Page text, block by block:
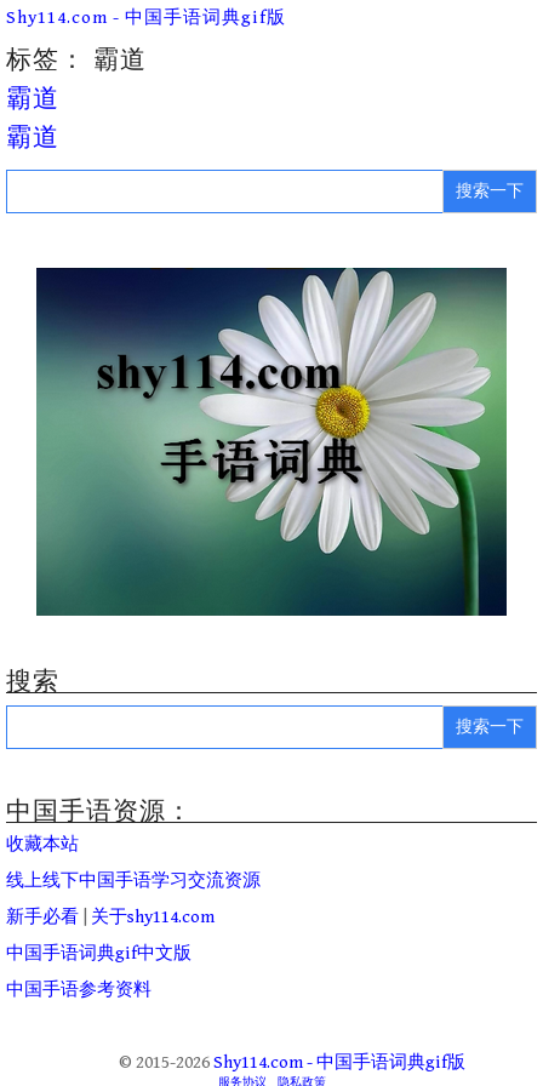
Skip
content
Shy114.com - 中国手语词典gif版
标签： 霸道
霸道
霸道
Search
搜索
Search
中国手语资源：
收藏本站
线上线下中国手语学习交流资源
新手必看
关于shy114.com
中国手语词典gif中文版
中国手语参考资料
© 2015-2026Shy114.com - 中国手语词典gif版
服务协议 隐私政策